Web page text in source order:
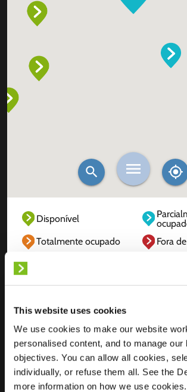
This website uses cookies
We use cookies to make our website
personalised content, and to manage our
objectives. You can allow all cookies,
individually, or refuse them all. See the
more information on how we use cookies.
Disponível
Totalmente ocupado
Fora
Localização
Turfmarkt 5
8021 AA
Países